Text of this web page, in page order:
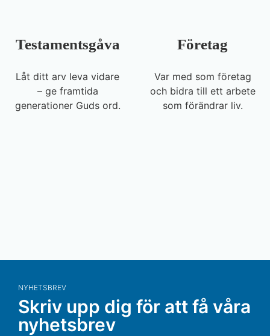
Testamentsgåva
Låt ditt arv leva vidare
– ge framtida
generationer Guds ord.
Företag
Var med som företag
och bidra till ett arbete
som förändrar liv.
NYHETSBREV
Skriv upp dig för att få våra
nyhetsbrev